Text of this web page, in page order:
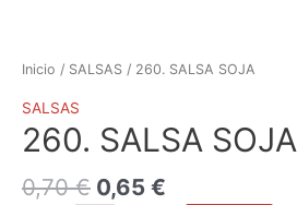
Inicio / SALSAS / 260. SALSA SOJA
SALSAS
260. SALSA SOJA
0,70€ 0,65 €